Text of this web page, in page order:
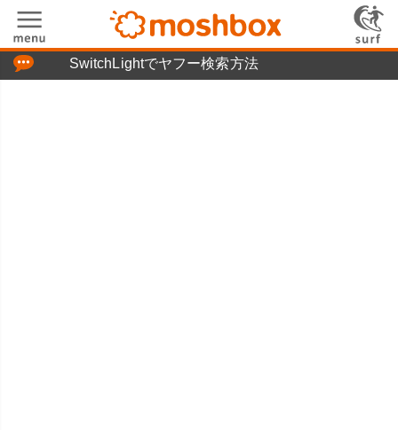
SwitchLightでヤフー検索方法
「つぶやき」の使い方